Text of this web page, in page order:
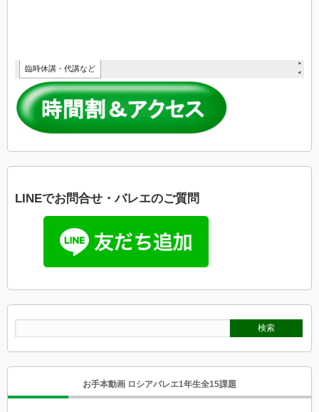
LINEでお問合せ・バレエのご質問
お手本動画 ロシアバレエ1年生全15課題